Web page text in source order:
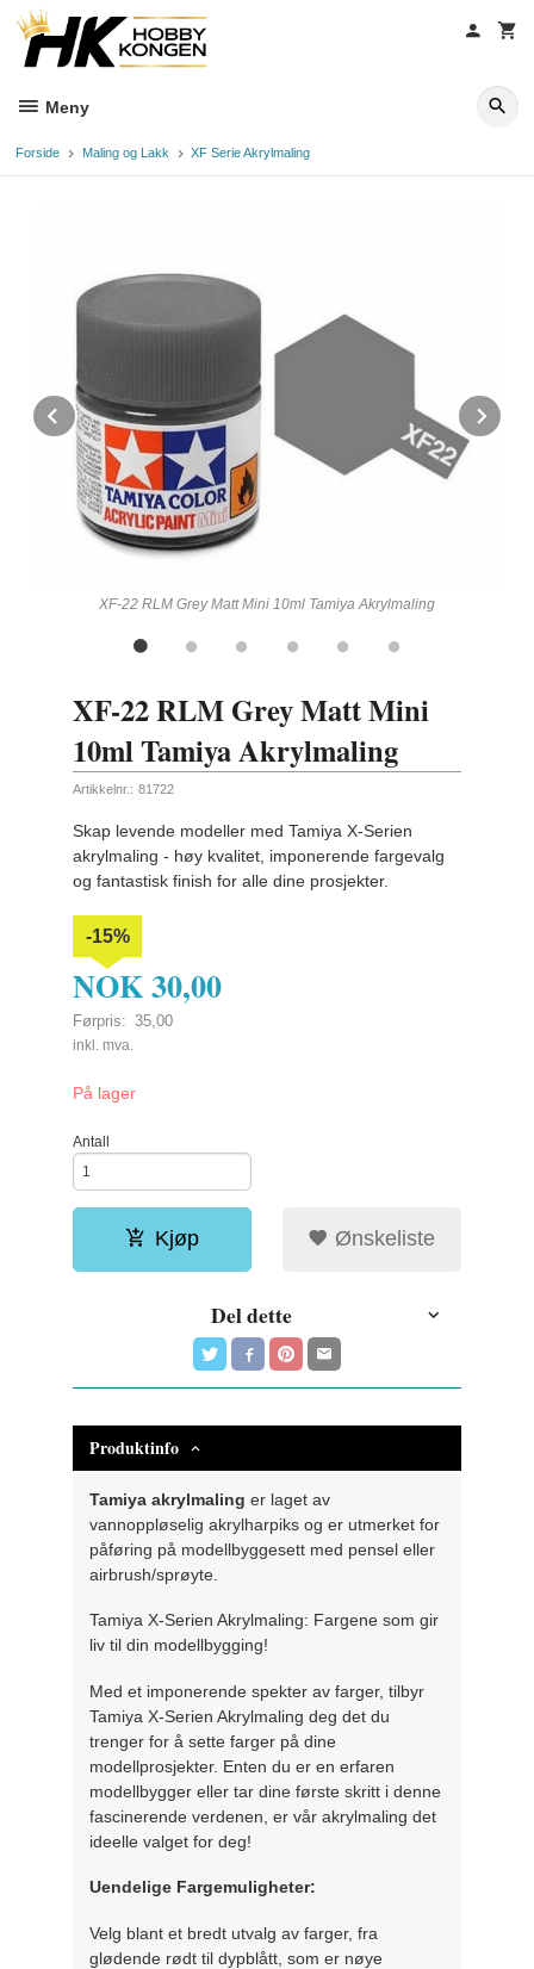
innholdet
Meny
Forside Maling og Lakk XF Serie Akrylmaling
XF-22 RLM Grey Matt Mini 10ml Tamiya Akrylmaling
Prev
XF-22 RLM Grey Matt Mini
10ml Tamiya Akrylmaling
Artikkelnr.: 81722
Skap levende modeller med Tamiya X-Serien
akrylmaling - høy kvalitet, imponerende fargevalg
og fantastisk finish for alle dine prosjekter.
NOK30,00
Førpris: 35,00
Rabatt
-15%
inkl. mva.
På lager
Antall
Kjøp Ønskeliste
Del dette
Produktinfo
Tamiya akrylmaling er laget av
vannoppløselig akrylharpiks og er utmerket for
påføring på modellbyggesett med pensel eller
airbrush/sprøyte.
Tamiya X-Serien Akrylmaling: Fargene som gir
liv til din modellbygging!
Med et imponerende spekter av farger, tilbyr
Tamiya X-Serien Akrylmaling deg det du
trenger for å sette farger på dine
modellprosjekter. Enten du er en erfaren
modellbygger eller tar dine første skritt i denne
fascinerende verdenen, er vår akrylmaling det
ideelle valget for deg!
Uendelige Fargemuligheter:
Velg blant et bredt utvalg av farger, fra
glødende rødt til dypblått, som er nøye